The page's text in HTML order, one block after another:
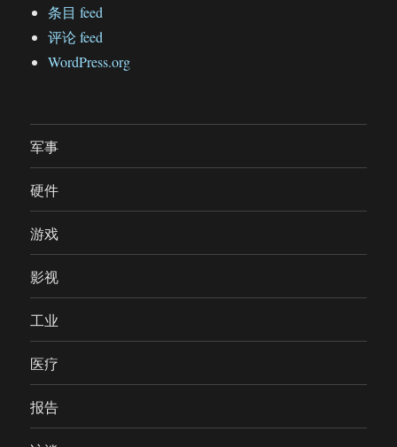
条目 feed
评论 feed
WordPress.org
军事
硬件
游戏
影视
工业
医疗
报告